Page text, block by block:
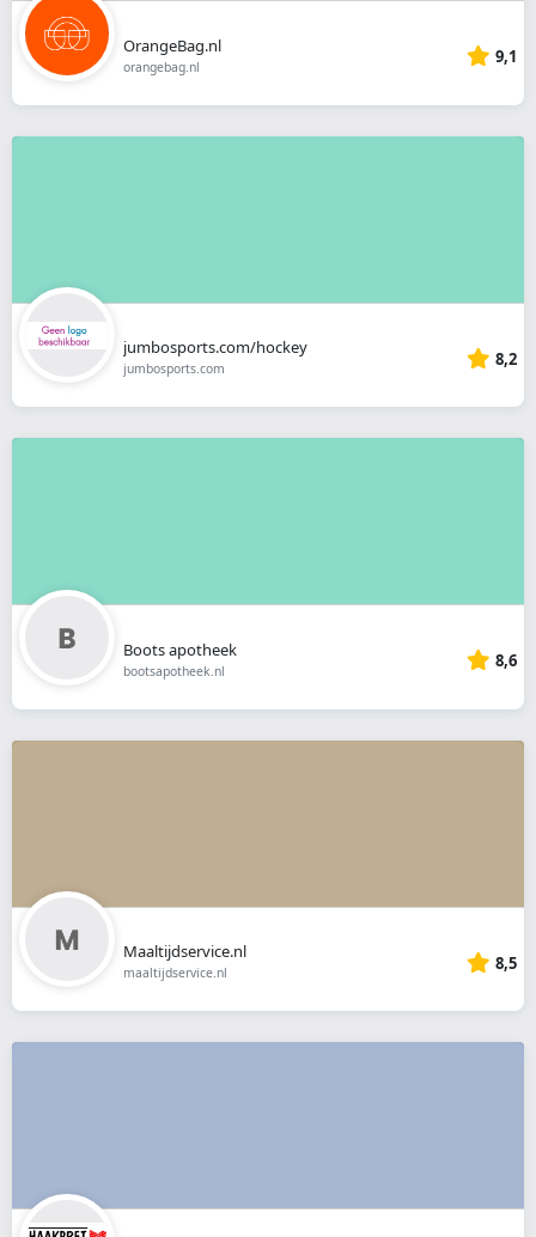
OrangeBag.nl
orangebag.nl 9,1
jumbosports.com/hockey
jumbosports.com 8,2
Boots apotheek
bootsapotheek.nl 8,6
Maaltijdservice.nl
maaltijdservice.nl 8,5